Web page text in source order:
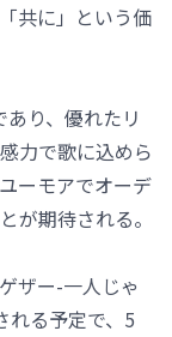
共に」という価
り、優れたリ
力で歌に込めら
ーモアでオーデ
が期待される。
ザー-一人じゃ
れる予定で、5